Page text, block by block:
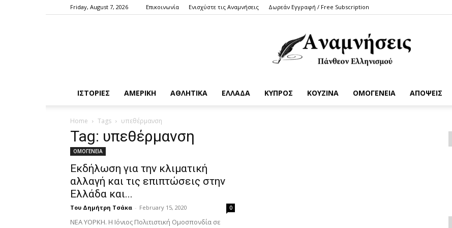
Friday, August 7, 2026 Επικοινωνία Ενισχύστε τις Αναμνήσεις Δωρεάν Εγγραφή / Free Subscription
ΙΣΤΟΡΙΕΣ ΑΜΕΡΙΚΗ ΑΘΛΗΤΙΚΑ ΕΛΛΑΔΑ ΚΥΠΡΟΣ ΚΟΥΖΙΝΑ ΟΜΟΓΕΝΕΙΑ ΑΠΟΨΕΙΣ
Home Tags υπεθέρμανση
Tag: υπεθέρμανση
ΟΜΟΓΕΝΕΙΑ
Εκδήλωση για την κλιματική
αλλαγή και τις επιπτώσεις στην
Ελλάδα και...
Του Δημήτρη Τσάκα - February 15, 2020 0
ΝΕΑ ΥΟΡΚΗ. Η Ιόνιος Πολιτιστική Οµοσπονδία σε